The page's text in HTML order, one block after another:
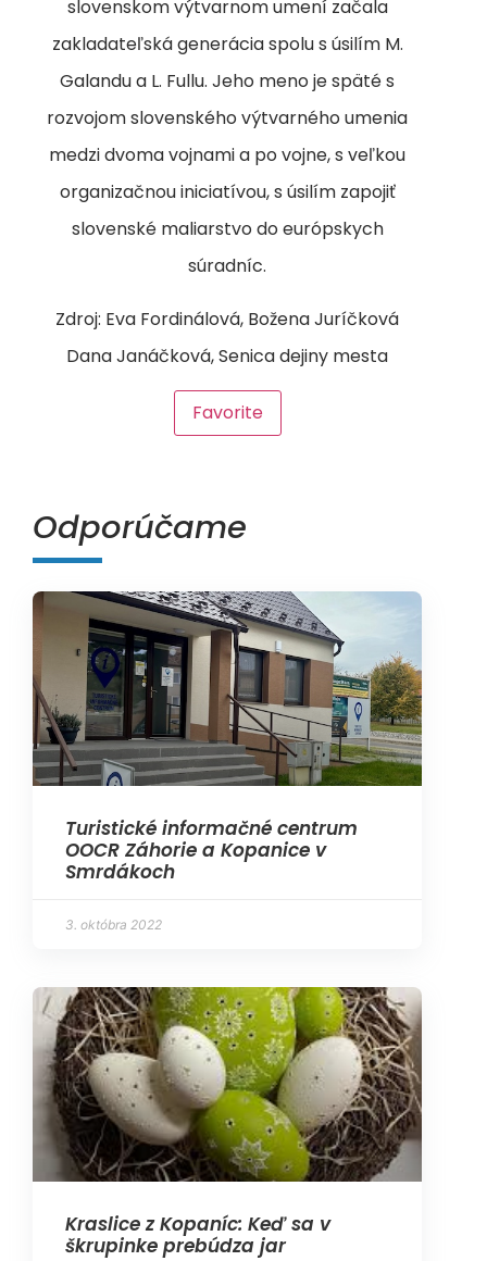
slovenskom výtvarnom umení začala
zakladateľská generácia spolu s úsilím M.
Galandu a L. Fullu. Jeho meno je späté s
rozvojom slovenského výtvarného umenia
medzi dvoma vojnami a po vojne, s veľkou
organizačnou iniciatívou, s úsilím zapojiť
slovenské maliarstvo do európskych
súradníc.
Zdroj: Eva Fordinálová, Božena Juríčková
Dana Janáčková, Senica dejiny mesta
Favorite
Odporúčame
Turistické informačné centrum
OOCR Záhorie a Kopanice v
Smrdákoch
3. októbra 2022
Kraslice z Kopaníc: Keď sa v
škrupinke prebúdza jar